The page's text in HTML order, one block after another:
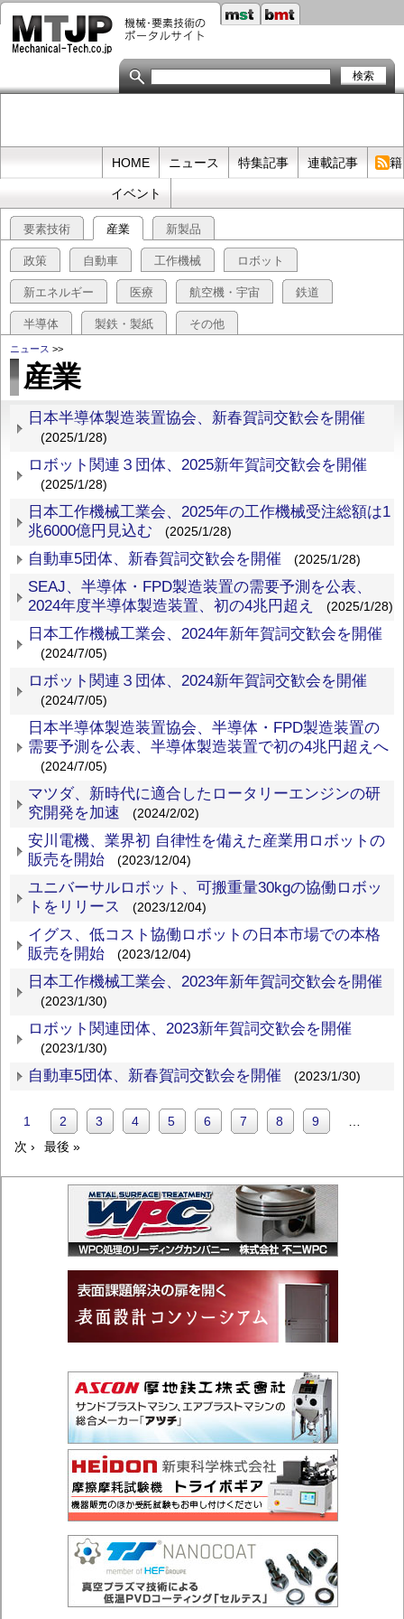
メ
イ
テ
HOME ニュース 特集記事 連載記事 書
イベント
要素技術 産業 新製品
政策 自動車 工作機械 ロボット
新エネルギー 医療 航空機・宇宙 鉄道
半導体 製鉄・製紙 その他
ニュース >>
産業
日本半導体製造装置協会、新春賀詞交歓会を開催
(2025/1/28)
ロボット関連３団体、2025新年賀詞交歓会を開催
(2025/1/28)
日本工作機械工業会、2025年の工作機械受注総額は1
兆6000億円見込む
(2025/1/28)
自動車5団体、新春賀詞交歓会を開催 (2025/1/28)
SEAJ、半導体・FPD製造装置の需要予測を公表、
2024年度半導体製造装置、初の4兆円超え
(2025/1/28)
日本工作機械工業会、2024年新年賀詞交歓会を開催
(2024/7/05)
ロボット関連３団体、2024新年賀詞交歓会を開催
(2024/7/05)
日本半導体製造装置協会、半導体・FPD製造装置の
需要予測を公表、半導体製造装置で初の4兆円超えへ
(2024/7/05)
マツダ、新時代に適合したロータリーエンジンの研
究開発を加速
(2024/2/02)
安川電機、業界初 自律性を備えた産業用ロボットの
販売を開始
(2023/12/04)
ユニバーサルロボット、可搬重量30kgの協働ロボッ
トをリリース
(2023/12/04)
イグス、低コスト協働ロボットの日本市場での本格
販売を開始
(2023/12/04)
日本工作機械工業会、2023年新年賀詞交歓会を開催
(2023/1/30)
ロボット関連団体、2023新年賀詞交歓会を開催
(2023/1/30)
自動車5団体、新春賀詞交歓会を開催 (2023/1/30)
ペ
カ
レ
1 Page
2 Page
3 Page
4 Page
5 Page
6 Page
7 Page
8 Page
9
次
次 ›
最
最後 »